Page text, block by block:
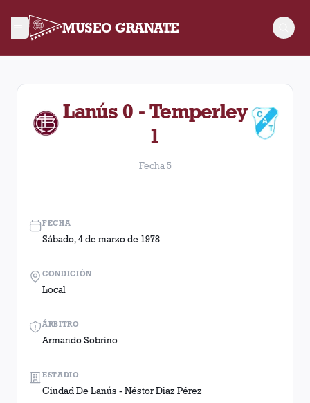
MUSEO GRANATE
Fecha 5. Partido entre Lanús y Temperley disputado el
Lanús 0 - Temperley
1
Fecha 5
FECHA
Sábado, 4 de marzo de 1978
ÁRBITRO
Armando Sobrino
CONDICIÓN
Local
ESTADIO
Ciudad De Lanús - Néstor Diaz Pérez